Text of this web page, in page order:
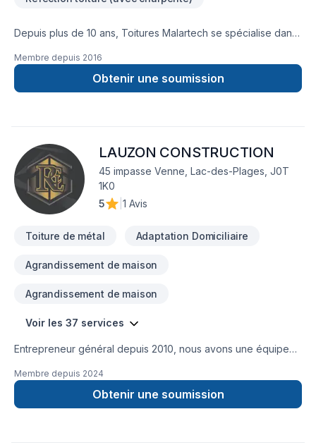
notre vision. Nos travailleurs sont qualifiés et certifiés grâce à
pointe de l’industrie et du travail d’équipe. Votre tranquillité
après les travaux. Eco Constructions vous offre une garantie
sur la main-d’œuvre de 15 ans.
Depuis plus de 10 ans, Toitures Malartech se spécialise dans
toitures métallique de tous genres: résidentielles,
commerciales et industriellles.
Membre depuis 2016
Obtenir une soumission
LAUZON CONSTRUCTION
45 impasse Venne, Lac-des-Plages, J0T
1K0
5
1 Avis
Toiture de métal Adaptation Domiciliaire
Agrandissement de maison
Agrandissement de maison
Voir les 37 services
Entrepreneur général depuis 2010, nous avons une équipe
agrandissement, rénovation de tous genres, toiture, peinture,
revêtement extérieur etc.
Membre depuis 2024
Obtenir une soumission